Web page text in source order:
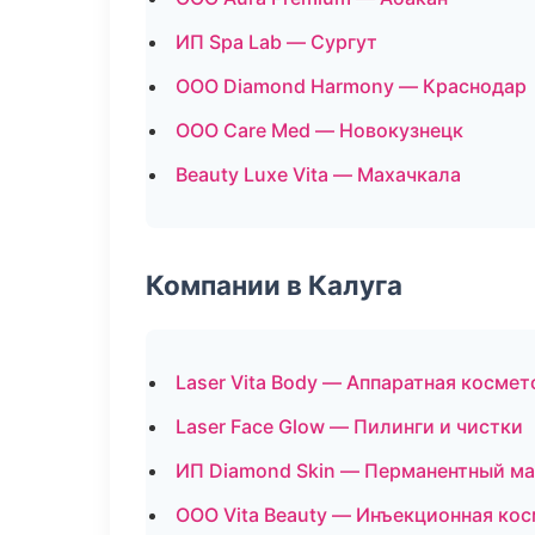
ИП Spa Lab — Сургут
ООО Diamond Harmony — Краснодар
ООО Care Med — Новокузнецк
Beauty Luxe Vita — Махачкала
Компании в Калуга
Laser Vita Body — Аппаратная
Laser Face Glow — Пилинги и чистки
ИП Diamond Skin — Перманентный
ООО Vita Beauty — Инъекционная